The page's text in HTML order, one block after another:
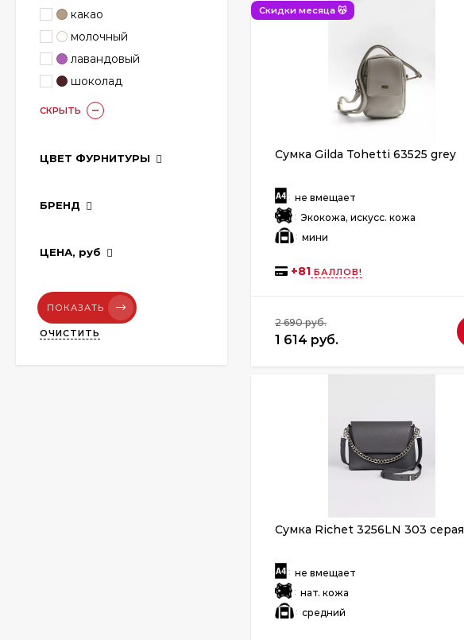
Скидки месяца 😽
Сумка Gilda Tohetti 63525 grey
: не вмещает
: Экокожа, искусс. кожа
: мини
+81 БАЛЛОВ!
2 690 руб.
1 614 руб.
Сумка Richet 3256LN 303 серая
: не вмещает
: нат. кожа
: средний
какао
молочный
лавандовый
шоколад
СКРЫТЬ
ЦВЕТ ФУРНИТУРЫ
БРЕНД
ЦЕНА, руб
ПОКАЗАТЬ
ОЧИСТИТЬ